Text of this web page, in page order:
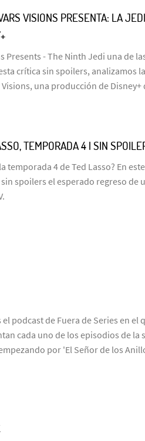
VISIONS PRESENTA: LA
Presents - The Ninth Jedi una de
crítica sin spoilers, analizamos
una producción de
TEMPORADA 4 | SIN
temporada 4 de Ted Lasso? En
spoilers el esperado regreso de
podcast de Fuera de Series en el
cada uno de los episodios de la
por 'El Señor de los